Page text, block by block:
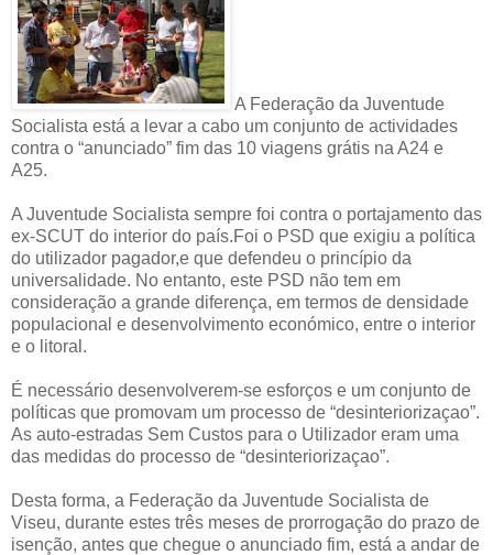
A Federação da Juventude
Socialista está a levar a cabo um conjunto de actividades
contra o “anunciado” fim das 10 viagens grátis na A24 e
A25.
A Juventude Socialista sempre foi contra o portajamento das
ex-SCUT do interior do país.Foi o PSD que exigiu a política
do utilizador pagador,e que defendeu o princípio da
universalidade. No entanto, este PSD não tem em
consideração a grande diferença, em termos de densidade
populacional e desenvolvimento económico, entre o interior
e o litoral.
É necessário desenvolverem-se esforços e um conjunto de
políticas que promovam um processo de “desinteriorizaçao”.
As auto-estradas Sem Custos para o Utilizador eram uma
das medidas do processo de “desinteriorizaçao”.
Desta forma, a Federação da Juventude Socialista de
Viseu, durante estes três meses de prorrogação do prazo de
isenção, antes que chegue o anunciado fim, está a andar de